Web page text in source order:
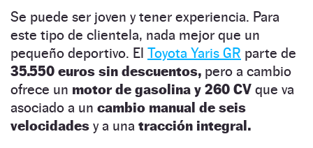
Se puede ser joven y tener experiencia. Para
este tipo de clientela, nada mejor que un
pequeño deportivo. El Toyota Yaris GR parte de
35.550 euros sin descuentos, pero a cambio
ofrece un motor de gasolina y 260 CV que va
asociado a un cambio manual de seis
velocidades y a una tracción integral.